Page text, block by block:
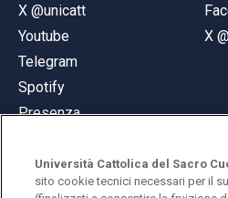
X @unicatt
Youtube
Telegram
Spotify
Presenza
X
Università Cattolica del Sacro
sito cookie tecnici necessari per il